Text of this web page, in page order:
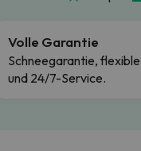
Volle Garantie
Schneegarantie,
und 24/7-Service.